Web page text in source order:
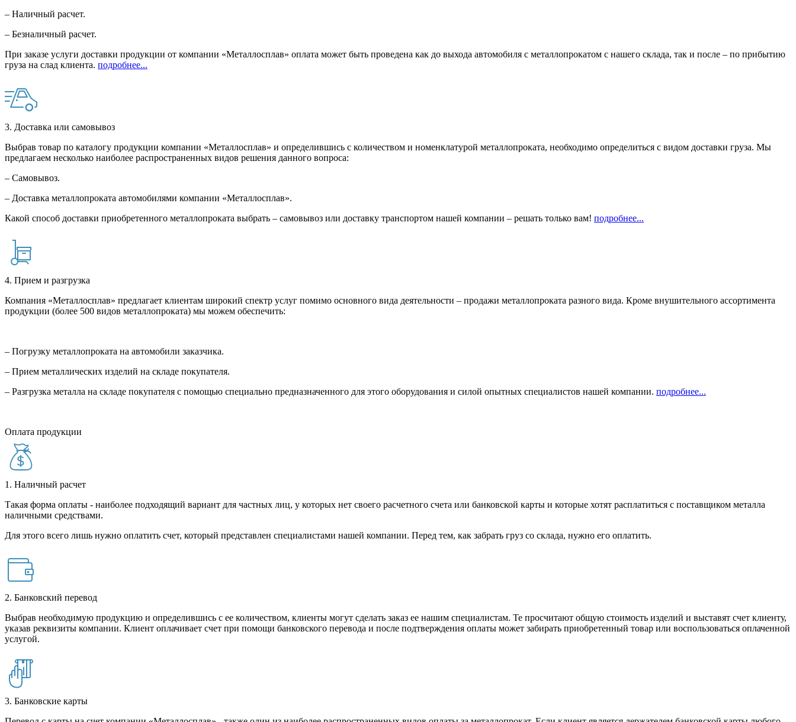
– Наличный расчет.
– Безналичный расчет.
При заказе услуги доставки продукции от компании «Металлосплав» оплата может быть проведена как до выхода автомобиля с металлопрокатом с нашего склада, так и после – по прибытию
груза на слад клиента. подробнее...
3. Доставка или самовывоз
Выбрав товар по каталогу продукции компании «Металлосплав» и определившись с количеством и номенклатурой металлопроката, необходимо определиться с видом доставки груза. Мы
предлагаем несколько наиболее распространенных видов решения данного вопроса:
– Самовывоз.
– Доставка металлопроката автомобилями компании «Металлосплав».
Какой способ доставки приобретенного металлопроката выбрать – самовывоз или доставку транспортом нашей компании – решать только вам! подробнее...
4. Прием и разгрузка
Компания «Металлосплав» предлагает клиентам широкий спектр услуг помимо основного вида деятельности – продажи металлопроката разного вида. Кроме внушительного ассортимента
продукции (более 500 видов металлопроката) мы можем обеспечить:
– Погрузку металлопроката на автомобили заказчика.
– Прием металлических изделий на складе покупателя.
– Разгрузка металла на складе покупателя с помощью специально предназначенного для этого оборудования и силой опытных специалистов нашей компании. подробнее...
Оплата продукции
1. Наличный расчет
Такая форма оплаты - наиболее подходящий вариант для частных лиц, у которых нет своего расчетного счета или банковской карты и которые хотят расплатиться с поставщиком металла
наличными средствами.
Для этого всего лишь нужно оплатить счет, который представлен специалистами нашей компании. Перед тем, как забрать груз со склада, нужно его оплатить.
2. Банковский перевод
Выбрав необходимую продукцию и определившись с ее количеством, клиенты могут сделать заказ ее нашим специалистам. Те просчитают общую стоимость изделий и выставят счет клиенту,
указав реквизиты компании. Клиент оплачивает счет при помощи банковского перевода и после подтверждения оплаты может забирать приобретенный товар или воспользоваться оплаченной
услугой.
3. Банковские карты